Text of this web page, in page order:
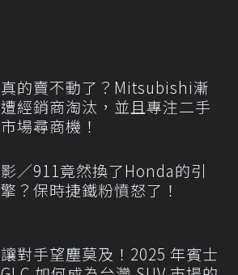
真的賣不動了？Mitsubishi漸
遭經銷商淘汰，並且專注二手
市場尋商機！
影／911竟然換了Honda的引
擎？保時捷鐵粉憤怒了！
讓對手望塵莫及！2025 年賓士